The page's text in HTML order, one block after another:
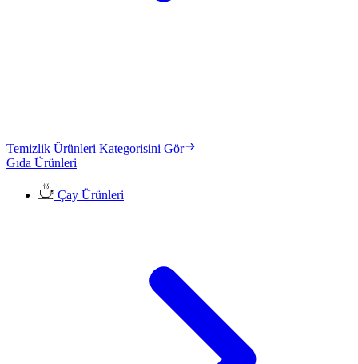
Temizlik Ürünleri Kategorisini Gör
Gıda Ürünleri
Çay Ürünleri